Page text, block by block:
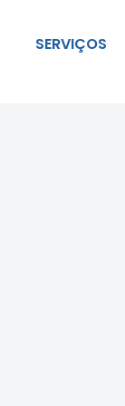
SERVIÇOS